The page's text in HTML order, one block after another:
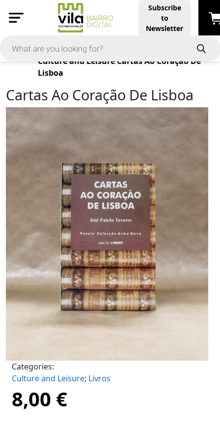
Subscribe
to
Newsletter
Products
Culture and Leisure Cartas Ao Coração De
Lisboa
Cartas Ao Coração De Lisboa
Categories:
Culture and Leisure; Livros
8,00 €